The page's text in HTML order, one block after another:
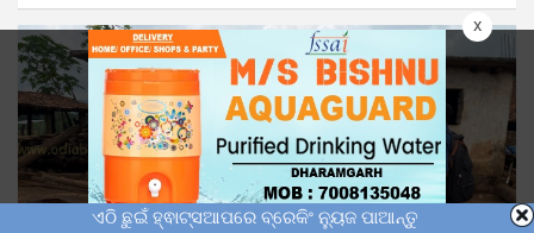
x
ଏଠି ଛୁଇଁ ହ୍ଵାଟ୍ସଆପରେ ବ୍ରେକିଂ ନ୍ୟୁଜ ପାଆନ୍ତୁ